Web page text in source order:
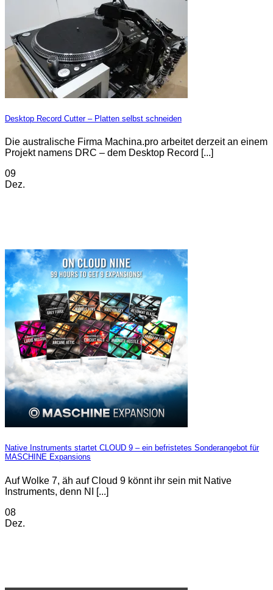
Desktop Record Cutter – Platten selbst schneiden
Die australische Firma Machina.pro arbeitet derzeit an einem
Projekt namens DRC – dem Desktop Record [...]
09
Dez.
Native Instruments startet CLOUD 9 – ein befristetes Sonderangebot für
MASCHINE Expansions
Auf Wolke 7, äh auf Cloud 9 könnt ihr sein mit Native
Instruments, denn NI [...]
08
Dez.